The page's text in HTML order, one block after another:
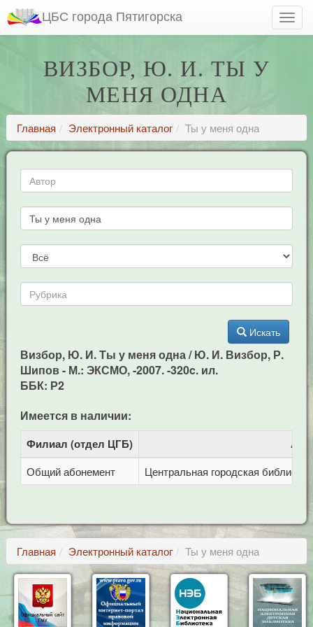
ЦБС города Пятигорска
ВИЗБОР, Ю. И. ТЫ У
МЕНЯ ОДНА
Главная Электронный каталог Ты у меня одна
Искать
Визбор, Ю. И. Ты у меня одна / Ю. И. Визбор, Р.
Шипов - М.: ЭКСМО, -2007. -320c. ил.
ББК: Р2
Имеется в наличии:
Филиал (отдел ЦГБ)
Общий абонемент Центральная городская
Главная Электронный каталог Ты у меня одна